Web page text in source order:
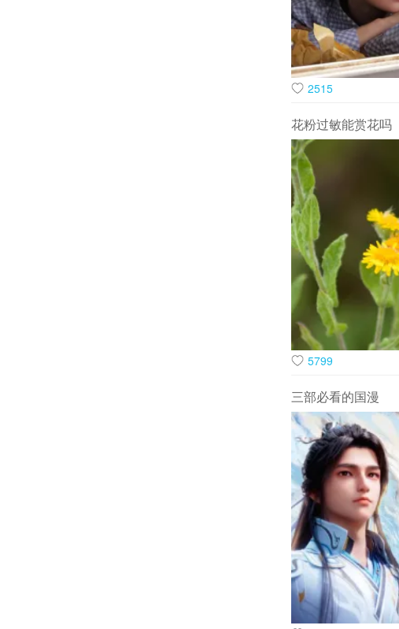
这种转变背后，是
属高频次生育——
育对体能造成长期
共鸣点：“原来天王
与此同时，公众讨
探”，有网友直言“
性刹车”，恰恰展现
首位。值得注意的
出了家庭规划的边
本遇上“自主”的新
2515
花粉过敏能赏花吗
5799
三部必看的国漫